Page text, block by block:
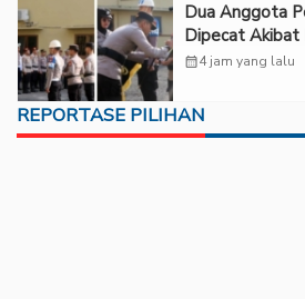
Dua Anggota
Dipecat Akibat
calendar_month4 jam yang lalu
REPORTASE PILIHAN